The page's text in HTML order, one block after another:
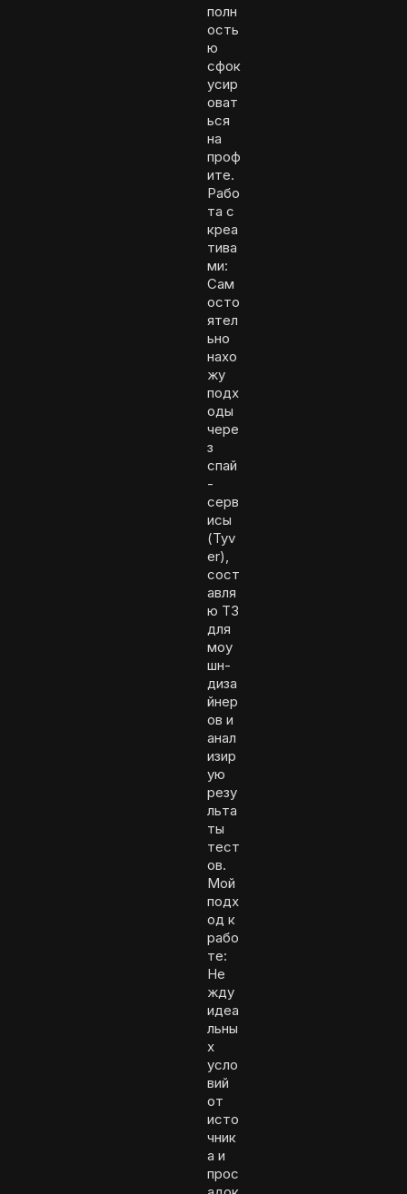
полн
ость
ю
сфок
усир
оват
ься
на
проф
ите.
Рабо
та с
креа
тива
ми:
Сам
осто
ятел
ьно
нахо
жу
подх
оды
чере
з
спай
-
серв
исы
(Tyv
er),
сост
авля
ю ТЗ
для
моу
шн-
диза
йнер
ов и
анал
изир
ую
резу
льта
ты
тест
ов.
Мой
подх
од к
рабо
те:
Не
жду
идеа
льны
х
усло
вий
от
исто
чник
а и
прос